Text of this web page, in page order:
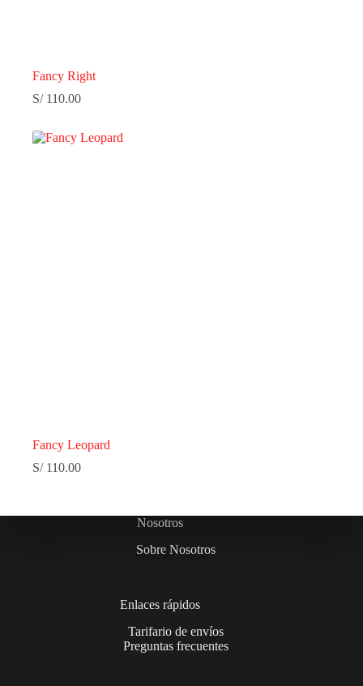
Fancy Right
S/110.00
Fancy Leopard
S/110.00
Nosotros
Sobre Nosotros
Enlaces rápidos
Tarifario de envíos
Preguntas frecuentes